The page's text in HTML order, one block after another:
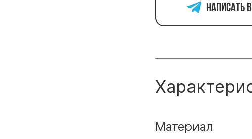
Написать
Материал